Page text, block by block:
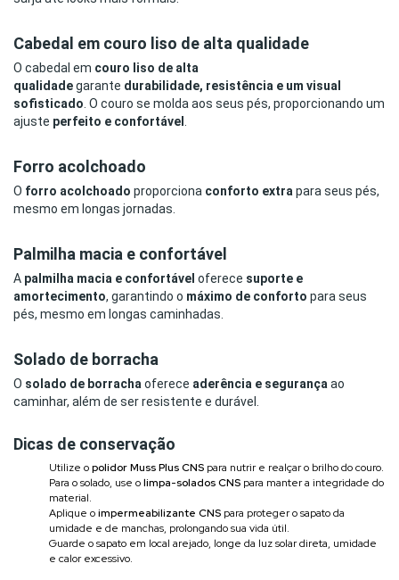
Cabedal em couro liso de alta qualidade
O cabedal em couro liso de alta
qualidadegarante durabilidade, resistência e um visual
sofisticado. O couro se molda aos seus pés, proporcionando um
ajuste perfeito e confortável .
Forro acolchoado
O forro acolchoado proporciona conforto extrapara seus pés,
mesmo em longas jornadas.
Palmilha macia e confortável
A palmilha macia e confortável oferece suporte e
amortecimento, garantindo o máximo de conforto para seus
pés, mesmo em longas caminhadas.
Solado de borracha
O solado de borrachaoferece aderência e segurançaao
caminhar, além de ser resistente e durável.
Dicas de conservação
Utilize opolidor Muss Plus CNS para nutrir e realçar o brilho do couro.
Para o solado, use olimpa-solados CNS para manter a integridade do
material.
Aplique oimpermeabilizante CNS para proteger o sapato da
umidade e de manchas, prolongando sua vida útil.
Guarde o sapato em local arejado, longe da luz solar direta, umidade
e calor excessivo.